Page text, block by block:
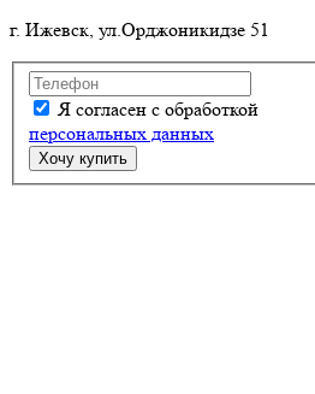
г. Ижевск, ул.Орджоникидзе 51
Я согласен с обработкой
персональных данных